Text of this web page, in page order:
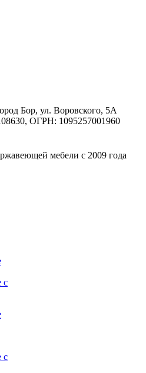
Бор, ул. Воровского, 5А
ОГРН: 1095257001960
мебели с 2009 года
с
с